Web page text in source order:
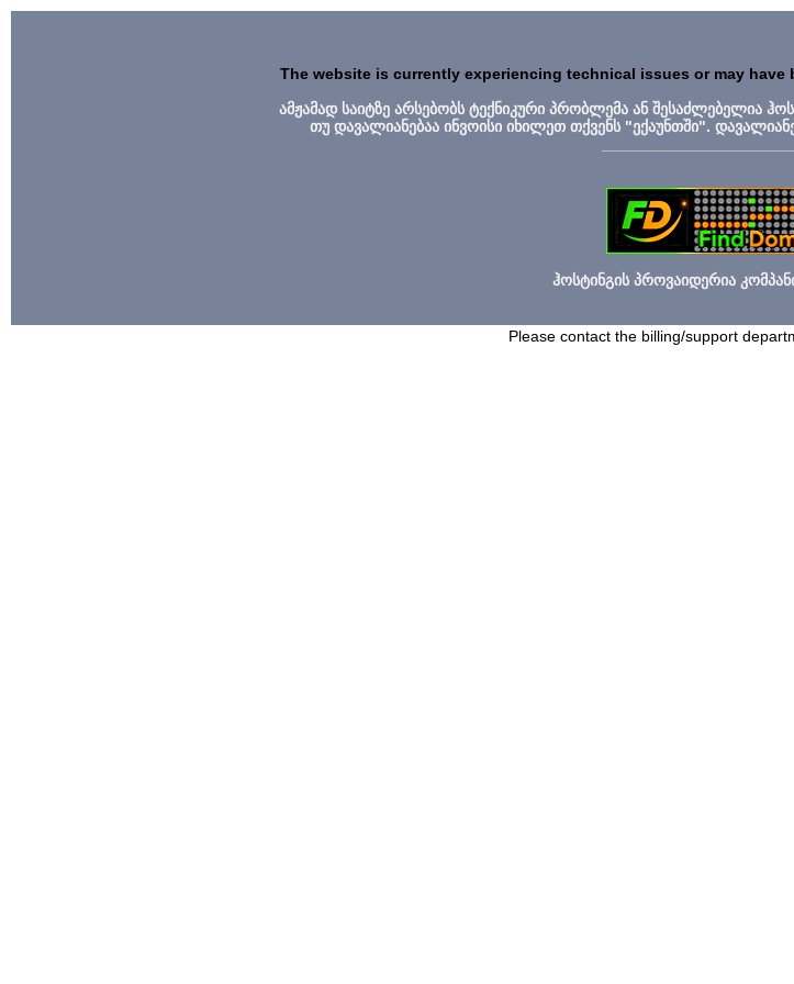
The website is currently experiencing technical issues or may
ამჟამად საიტზე არსებობს ტექნიკური პრობლემა ან შესაძლებელია
თუ დავალიანებაა ინვოისი იხილეთ თქვენს "ექაუნთში".
ჰოსტინგის პროვაიდერია
Please contact the billing/support